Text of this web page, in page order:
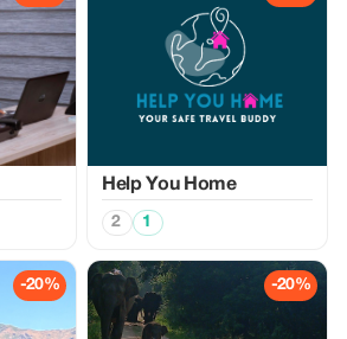
Help You Home
2 1
-20% -20%